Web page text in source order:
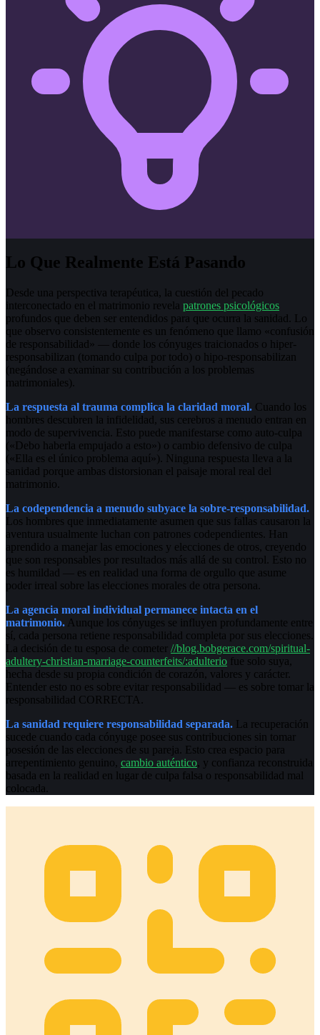
Lo Que Realmente Está Pasando
Desde una perspectiva terapéutica, la cuestión del pecado
interconectado en el matrimonio revela patrones psicológicos
profundos que deben ser entendidos para que ocurra la sanidad. Lo
que observo consistentemente es un fenómeno que llamo «confusión
de responsabilidad» — donde los cónyuges traicionados o hiper-
responsabilizan (tomando culpa por todo) o hipo-responsabilizan
(negándose a examinar su contribución a los problemas
matrimoniales).
La respuesta al trauma complica la claridad moral. Cuando los
hombres descubren la infidelidad, sus cerebros a menudo entran en
modo de supervivencia. Esto puede manifestarse como auto-culpa
(«Debo haberla empujado a esto») o cambio defensivo de culpa
(«Ella es el único problema aquí»). Ninguna respuesta lleva a la
sanidad porque ambas distorsionan el paisaje moral real del
matrimonio.
La codependencia a menudo subyace la sobre-responsabilidad.
Los hombres que inmediatamente asumen que sus fallas causaron la
aventura usualmente luchan con patrones codependientes. Han
aprendido a manejar las emociones y elecciones de otros, creyendo
que son responsables por resultados más allá de su control. Esto no
es humildad — es en realidad una forma de orgullo que asume
poder irreal sobre las elecciones morales de otra persona.
La agencia moral individual permanece intacta en el
matrimonio. Aunque los cónyuges se influyen profundamente entre
sí, cada persona retiene responsabilidad completa por sus elecciones.
La decisión de tu esposa de cometer //blog.bobgerace.com/spiritual-
adultery-christian-marriage-counterfeits/:adulterio fue solo suya,
hecha desde su propia condición de corazón, valores y carácter.
Entender esto no es sobre evitar responsabilidad — es sobre tomar la
responsabilidad CORRECTA.
La sanidad requiere responsabilidad separada. La recuperación
sucede cuando cada cónyuge posee sus contribuciones sin tomar
posesión de las elecciones de su pareja. Esto crea espacio para
arrepentimiento genuino, cambio auténtico, y confianza reconstruida
basada en la realidad en lugar de culpa falsa o responsabilidad mal
colocada.